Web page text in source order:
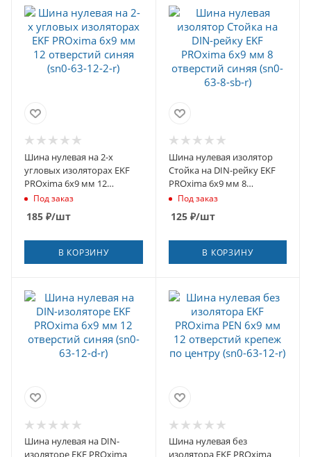
Шина нулевая на 2-х
угловых изоляторах EKF
PROxima 6х9 мм 12
отверстий синяя (sn0-63-
Под заказ
185 ₽/шт
В КОРЗИНУ
Шина нулевая изолятор
Стойка на DIN-рейку EKF
PROxima 6х9 мм 8
отверстий синяя (sn0-63-8-
Под заказ
125₽/шт
В КОРЗИНУ
Шина нулевая на DIN-
изоляторе EKF PROxima
Шина нулевая без
изолятора EKF PROxima